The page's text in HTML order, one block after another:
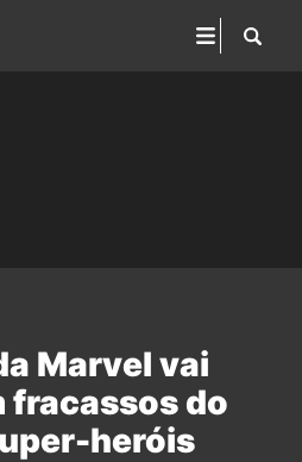
Marvel vai
fracassos do
heróis